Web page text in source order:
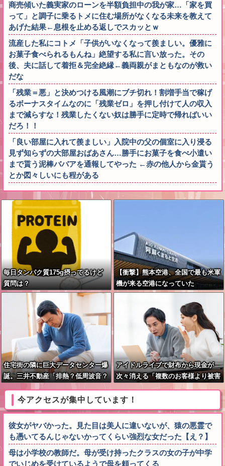
商売傾いた義実家のローンを半額負担中の我が家…「家を買
って」と調子に乗るトメに住む場所がなくなる未来を教えて
あげた結果←息根を止める返しでスカッとｗ
流産した私にコトメ「子供がいなくなって羨ましい。優雅に
お菓子食べられるもんね」絶望する私に言い放った。その
後、夫に話して着拒＆完全絶縁←義両親がまともなのが救い
だな
「残業＝悪」と決めつける風潮にブチ切れ！割増手当で稼げ
るボーナスタイムなのに「残業ゼロ」を押し付けて人の収入
まで減らすな！残業したくない奴は勝手に定時で帰ればいい
だろ！！
「良い部屋に入れて羨ましい」入院中の父の個室に入り浸る
見ず知らずの大部屋おばあさん…勝手にお菓子を食べ小遣い
まで貰う泥棒ババアを通報してやった ←赤の他人から金貰う
とか図々しいにも程がある
毎日タンパク質175g摂ってるけど
質問は？
【衝撃】熊本空港、全国で最も米軍
機が来る空港になっていた
住宅街の隣に巨大データセンター爆
誕。三井不動産「排熱？低周波音？
データはまだ出せません」住民ブチ
アイドルライブで財布から現金が
次々消える「複数のお客様より被害
今アクセスが集中しています！
彼女がヤバかった。見た目は美人に違いないが、猿の悪霊で
も憑いてるんじゃないかってくらい強烈な女だった【え？】
母は小学校の教師だ。母が受け持ったクラスの女の子が中学
でいじめを受けているようで母を頼ってくる